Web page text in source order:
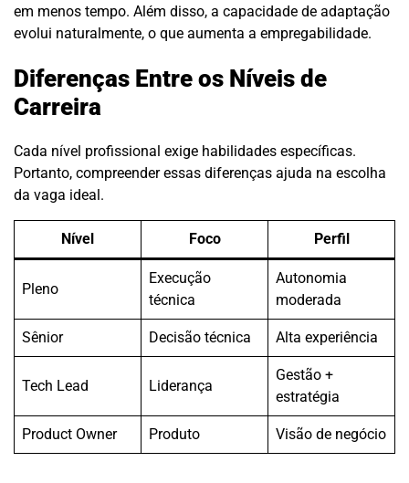
em menos tempo. Além disso, a capacidade de adaptação
evolui naturalmente, o que aumenta a empregabilidade.
Diferenças Entre os Níveis de
Carreira
Cada nível profissional exige habilidades específicas.
Portanto, compreender essas diferenças ajuda na escolha
da vaga ideal.
Nível Foco Perfil
Pleno
Execução
técnica
Autonomia
moderada
Sênior Decisão técnica Alta experiência
Tech Lead Liderança
Gestão +
estratégia
Product Owner Produto Visão de negócio